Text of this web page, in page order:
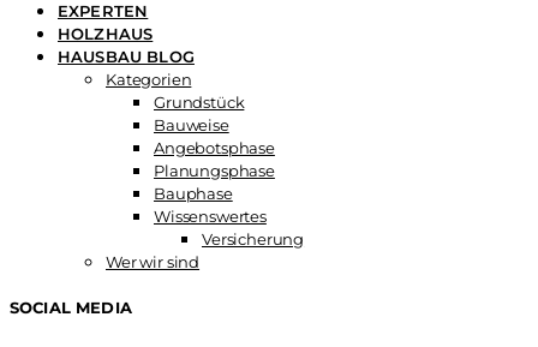
EXPERTEN
HOLZHAUS
HAUSBAU BLOG
Kategorien
Grundstück
Bauweise
Angebotsphase
Planungsphase
Bauphase
Wissenswertes
Versicherung
Wer wir sind
SOCIAL MEDIA